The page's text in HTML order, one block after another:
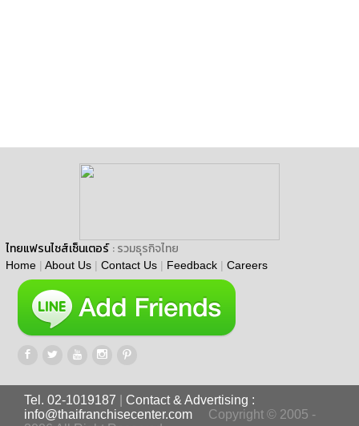
ไทยแฟรนไชส์เซ็นเตอร์ : รวมธุรกิจไทย
Home | About Us | Contact Us | Feedback | Careers
Tel. 02-1019187
Contact & Advertising :
info@thaifranchisecenter.com
Copyright © 2005 -